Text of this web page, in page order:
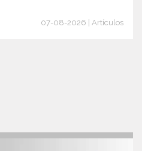
07-08-2026 | Artículos